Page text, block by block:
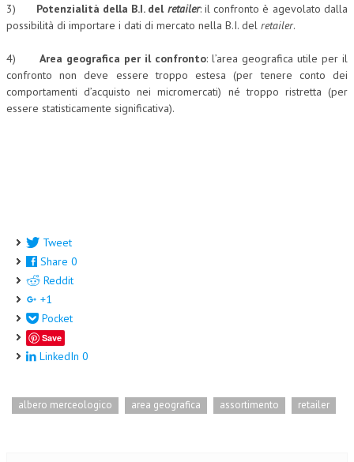
COSTITUZIONALE
TRIBUTARIA
PENALE
BOLLETTINO FINANZIAMENTI
TELEGRAM
DOCUMENTI
MANUALI E MONOGRAFIE
3) Potenzialità della B.I. del retailer: il confronto è agevolato dalla
possibilità di importare i dati di mercato nella B.I. del retailer.
4) Area geografica per il confronto: l’area geografica utile per il
confronto non deve essere troppo estesa (per tenere conto dei
comportamenti d’acquisto nei micromercati) né troppo ristretta (per
essere statisticamente significativa).
Tweet
Share 0
Reddit
+1
Pocket
Save
LinkedIn 0
albero merceologico area geografica assortimento retailer